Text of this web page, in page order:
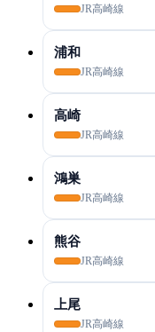
JR高崎線
浦和
JR高崎線
高崎
JR高崎線
鴻巣
JR高崎線
熊谷
JR高崎線
上尾
JR高崎線